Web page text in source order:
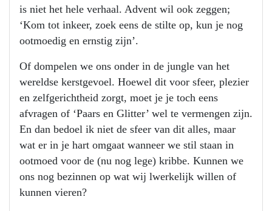
is niet het hele verhaal. Advent wil ook zeggen;
‘Kom tot inkeer, zoek eens de stilte op, kun je nog
ootmoedig en ernstig zijn’.
Of dompelen we ons onder in de jungle van het
wereldse kerstgevoel. Hoewel dit voor sfeer, plezier
en zelfgerichtheid zorgt, moet je je toch eens
afvragen of ‘Paars en Glitter’ wel te vermengen zijn.
En dan bedoel ik niet de sfeer van dit alles, maar
wat er in je hart omgaat wanneer we stil staan in
ootmoed voor de (nu nog lege) kribbe. Kunnen we
ons nog bezinnen op wat wij lwerkelijk willen of
kunnen vieren?